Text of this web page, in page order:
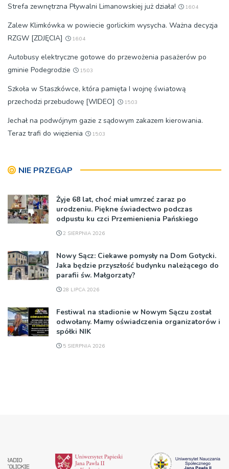
Strefa zewnętrzna Pływalni Limanowskiej już działa! 16:04
Zalew Klimkówka w powiecie gorlickim wysycha. Ważna decyzja
RZGW [ZDJĘCIA]
16:04
Autobusy elektryczne gotowe do przewożenia pasażerów po
gminie Podegrodzie
15:03
Szkoła w Staszkówce, która pamięta I wojnę światową
przechodzi przebudowę [WIDEO]
15:03
Jechał na podwójnym gazie z sądowym zakazem kierowania.
Teraz trafi do więzienia
15:03
NIE PRZEGAP
Żyje 68 lat, choć miał umrzeć zaraz po
urodzeniu. Piękne świadectwo podczas
odpustu ku czci Przemienienia Pańskiego
2 SIERPNIA 2026
Nowy Sącz: Ciekawe pomysły na Dom Gotycki.
Jaka będzie przyszłość budynku należącego do
parafii św. Małgorzaty?
28 LIPCA 2026
Festiwal na stadionie w Nowym Sączu został
odwołany. Mamy oświadczenia organizatorów i
spółki NIK
5 SIERPNIA 2026